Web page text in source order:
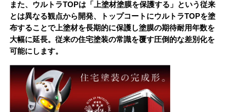
また、ウルトラTOPは「上塗材塗膜を保護する」という従来
とは異なる観点から開発、トップコートにウルトラTOPを塗
布することで上塗材を長期的に保護し塗膜の期待耐用年数を
大幅に延長。従来の住宅塗装の常識を覆す圧倒的な差別化を
可能にします。